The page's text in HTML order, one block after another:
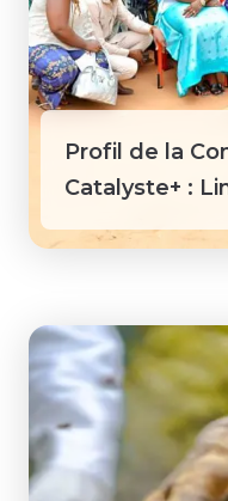
Guyana
Honduras
Jamaïque
Macédoine
Mongolie
Pérou
Profil de la
Catalyste+ :